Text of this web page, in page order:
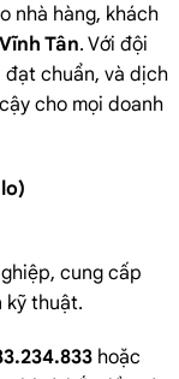
nhà hàng, khách
Tân. Với đội
chuẩn, và dịch
cho mọi doanh
cung cấp
kỹ thuật.
hoặc